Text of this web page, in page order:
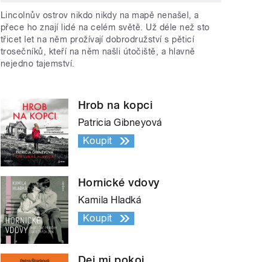
Lincolnův ostrov nikdo nikdy na mapě nenašel, a
přece ho znají lidé na celém světě. Už déle než sto
třicet let na něm prožívají dobrodružství s pěticí
trosečníků, kteří na něm našli útočiště, a hlavně
nejedno tajemství.
Hrob na kopci
Patricia Gibneyová
Koupit
Hornické vdovy
Kamila Hladká
Koupit